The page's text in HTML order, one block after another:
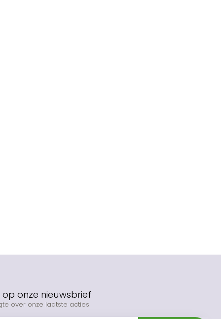
onze nieuwsbrief
over onze laatste acties